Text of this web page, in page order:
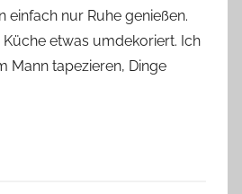
einfach nur Ruhe genießen.
etwas umdekoriert. Ich
Mann tapezieren, Dinge